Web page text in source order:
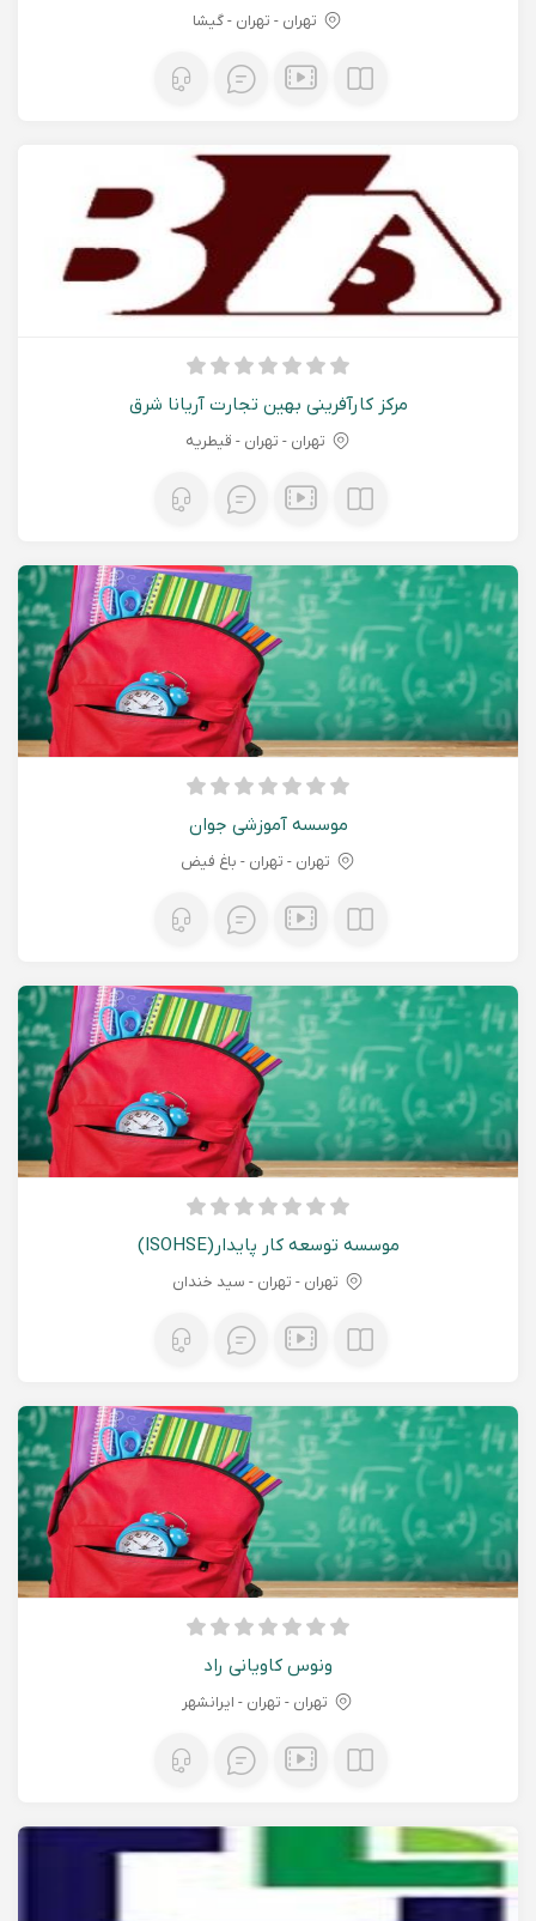
تهران - تهران - گیشا
مرکز کارآفرینی بهین تجارت آریانا شرق
تهران - تهران - قیطریه
موسسه آموزشی جوان
تهران - تهران - باغ فیض
موسسه توسعه کار پایدار(ISOHSE)
تهران - تهران - سید خندان
ونوس کاویانی راد
تهران - تهران - ایرانشهر